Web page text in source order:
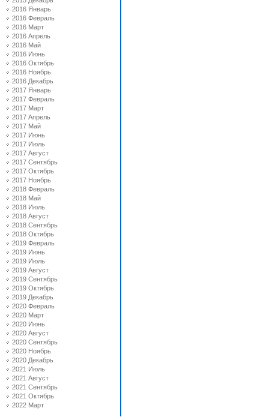
2016 Январь
2016 Февраль
2016 Март
2016 Апрель
2016 Май
2016 Июнь
2016 Октябрь
2016 Ноябрь
2016 Декабрь
2017 Январь
2017 Февраль
2017 Март
2017 Апрель
2017 Май
2017 Июнь
2017 Июль
2017 Август
2017 Сентябрь
2017 Октябрь
2017 Ноябрь
2018 Февраль
2018 Май
2018 Июль
2018 Август
2018 Сентябрь
2018 Октябрь
2019 Февраль
2019 Июнь
2019 Июль
2019 Август
2019 Сентябрь
2019 Октябрь
2019 Декабрь
2020 Февраль
2020 Март
2020 Июнь
2020 Август
2020 Сентябрь
2020 Ноябрь
2020 Декабрь
2021 Июль
2021 Август
2021 Сентябрь
2021 Октябрь
2022 Март